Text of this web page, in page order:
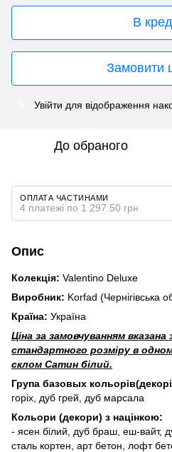
В
Замовити
Увійти для відображення
До обраного
ОПЛАТА ЧАСТИНАМИ
4 платежі по 1 297.50 грн
Опис
Колекція: Valentino Deluxe
Виробник: Korfad (Чернігівська
Країна: Україна
Ціна за замовчуванням
стандартного розміру в
склом Сатин білий.
Група базовых
горіх, дуб грей, дуб марсала
Кольори (декори) з націнкою:
- ясен білий, дуб браш, еш-вайт,
сталь кортен, арт бетон, лофт